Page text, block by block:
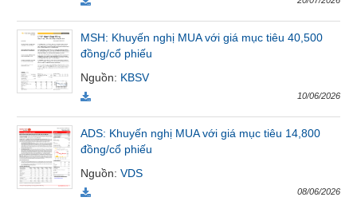
MSH: Khuyến nghị MUA với giá mục tiêu 40,500
đồng/cổ phiếu
Nguồn: KBSV
10/06/2026
ADS: Khuyến nghị MUA với giá mục tiêu 14,800
đồng/cổ phiếu
Nguồn:VDS
08/06/2026
TIỆN
ÍCH
BẤT
ĐỘNG
SẢN